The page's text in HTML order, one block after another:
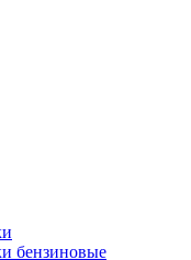
бензиновые